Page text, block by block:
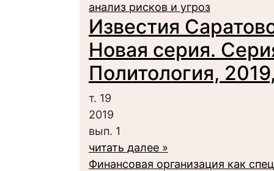
анализ рисков и угроз
Известия
Новая серия.
Политология,
т. 19
2019
вып. 1
читать далее »
Финансовая организация как